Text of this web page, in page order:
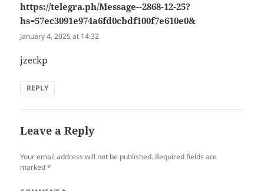
https://telegra.ph/Message--2868-12-25?
hs=57ec3091e974a6fd0cbdf100f7e610e0&
January 4, 2025 at 14:32
jzeckp
REPLY
Leave a Reply
Your email address will not be published. Required fields are
marked*